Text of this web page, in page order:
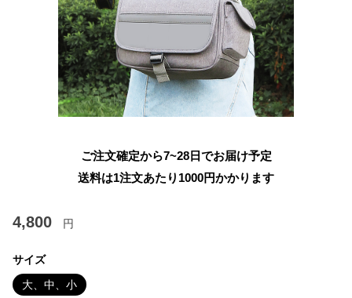
ご注文確定から7~28日でお届け予定
送料は1注文あたり 1000円かかります
4,800 円
サイズ
大、中、小